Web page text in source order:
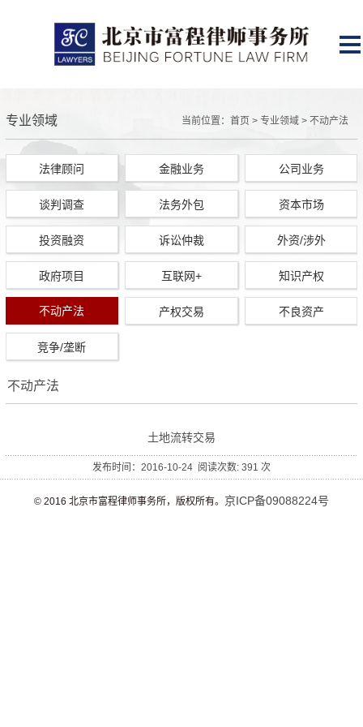
专业领域 当前位置：首页 >专业领域 >不动产法
法律顾问 金融业务 公司业务
谈判调查 法务外包 资本市场
投资融资 诉讼仲裁 外资/涉外
政府项目 互联网+ 知识产权
不动产法 产权交易 不良资产
竞争/垄断
不动产法
土地流转交易
发布时间：2016-10-24 阅读次数: 391 次
© 2016 北京市富程律师事务所，版权所有。 京ICP备09088224号